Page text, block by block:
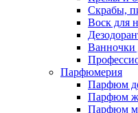
Скрабы,
Воск для
Ванночки
Парфюмерия
Парфюм
Парфюм
Парфюм